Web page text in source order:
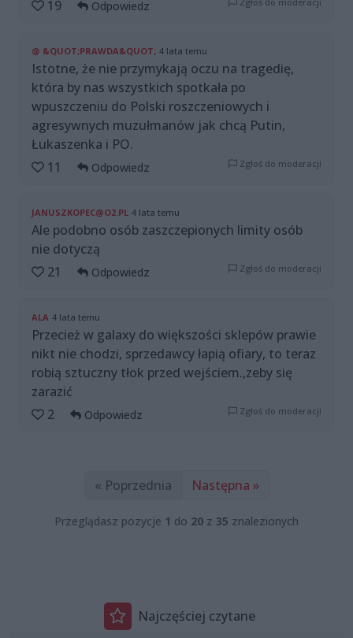
19 Odpowiedz
@ &QUOT;PRAWDA&QUOT; 4 lata temu
Istotne, że nie przymykają oczu na tragedię,
która by nas wszystkich spotkała po
wpuszczeniu do Polski roszczeniowych i
agresywnych muzułmanów jak chcą Putin,
Łukaszenka i PO.
11
Odpowiedz Zgłoś do moderacji
JANUSZKOPEC@O2.PL 4 lata temu
Ale podobno osób zaszczepionych limity osób
nie dotyczą
21
Odpowiedz Zgłoś do moderacji
ALA 4 lata temu
Przecież w galaxy do większości sklepów prawie
nikt nie chodzi, sprzedawcy łapią ofiary, to teraz
robią sztuczny tłok przed wejściem.,zeby się
zarazić
2
Odpowiedz Zgłoś do moderacji
« Poprzednia Następna »
Przeglądasz pozycje 1 do 20 z 35 znalezionych
Najczęściej czytane